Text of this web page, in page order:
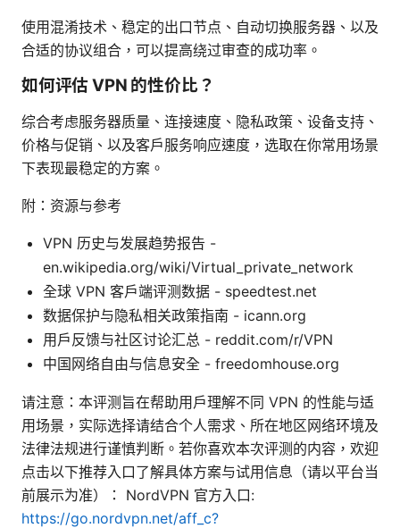
使用混淆技术、稳定的出口节点、自动切换服务器、以及
合适的协议组合，可以提高绕过审查的成功率。
如何评估 VPN 的性价比？
综合考虑服务器质量、连接速度、隐私政策、设备支持、
价格与促销、以及客户服务响应速度，选取在你常用场景
下表现最稳定的方案。
附：资源与参考
VPN 历史与发展趋势报告 -
en.wikipedia.org/wiki/Virtual_private_network
全球 VPN 客户端评测数据 - speedtest.net
数据保护与隐私相关政策指南 - icann.org
用户反馈与社区讨论汇总 - reddit.com/r/VPN
中国网络自由与信息安全 - freedomhouse.org
请注意：本评测旨在帮助用户理解不同 VPN 的性能与适
用场景，实际选择请结合个人需求、所在地区网络环境及
法律法规进行谨慎判断。若你喜欢本次评测的内容，欢迎
点击以下推荐入口了解具体方案与试用信息（请以平台当
前展示为准）： NordVPN 官方入口:
https://go.nordvpn.net/aff_c?